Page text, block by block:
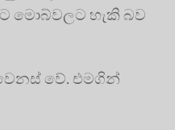
මොබ්වලට හැකි බව
වේ. එමගින්